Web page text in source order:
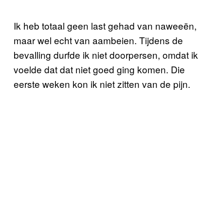
Ik heb totaal geen last gehad van naweeën,
maar wel echt van aambeien. Tijdens de
bevalling durfde ik niet doorpersen, omdat ik
voelde dat dat niet goed ging komen. Die
eerste weken kon ik niet zitten van de pijn.